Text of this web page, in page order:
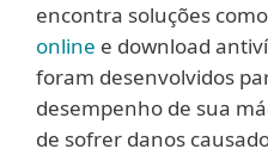
encontra soluções como
online e download
foram desenvolvidos
desempenho de sua
de sofrer danos